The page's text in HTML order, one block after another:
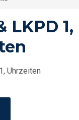
LKPD 1,
Uhrzeiten